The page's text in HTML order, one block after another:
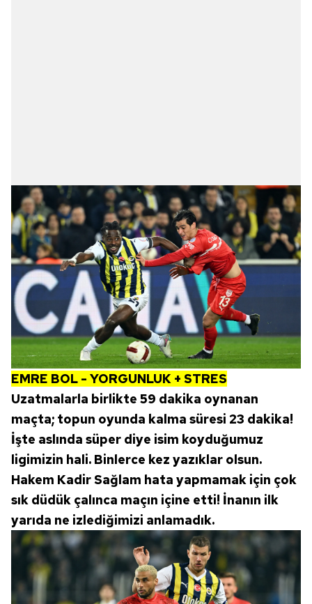
EMRE BOL - YORGUNLUK + STRES
Uzatmalarla birlikte 59 dakika oynanan
maçta; topun oyunda kalma süresi 23 dakika!
İşte aslında süper diye isim koyduğumuz
ligimizin hali. Binlerce kez yazıklar olsun.
Hakem Kadir Sağlam hata yapmamak için çok
sık düdük çalınca maçın içine etti! İnanın ilk
yarıda ne izlediğimizi anlamadık.